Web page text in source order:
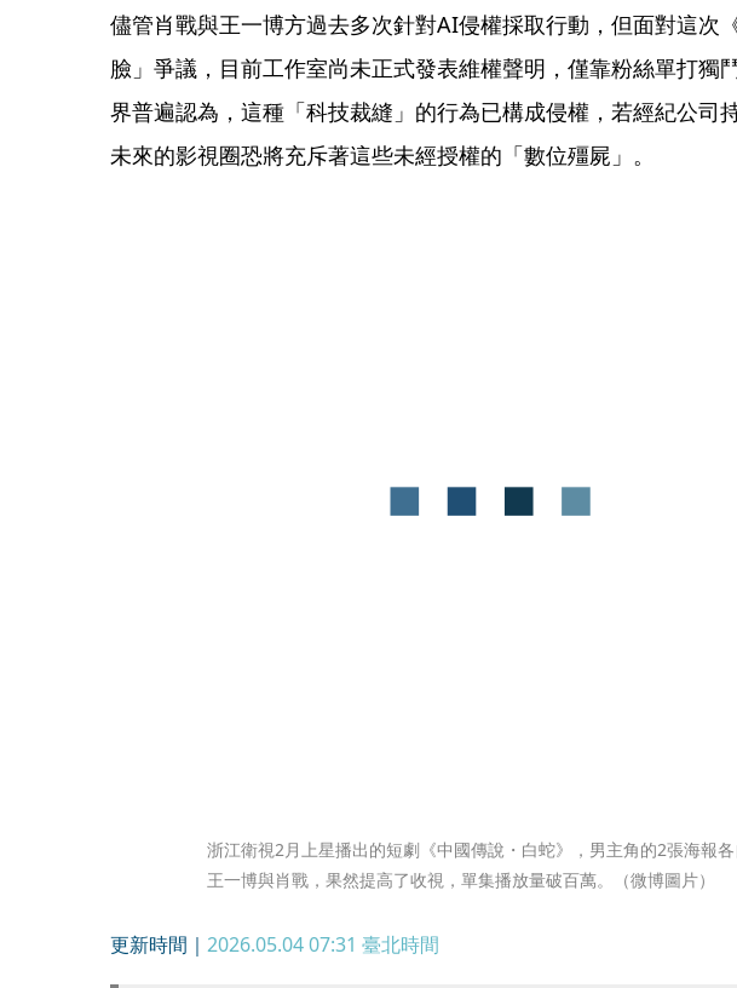
儘管肖戰與王一博方過去多次針對AI侵權採取行動，但面對這次
臉」爭議，目前工作室尚未正式發表維權聲明，僅靠粉絲單打獨
界普遍認為，這種「科技裁縫」的行為已構成侵權，若經紀公司
未來的影視圈恐將充斥著這些未經授權的「數位殭屍」。
浙江衛視2月上星播出的短劇《中國傳說・白蛇》，男主角的2張海報
王一博與肖戰，果然提高了收視，單集播放量破百萬。（微博圖片）
更新時間｜ 2026.05.04 07:31 臺北時間